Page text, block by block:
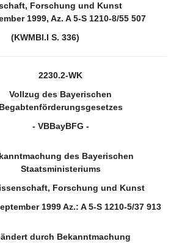
Forschung und Kunst
1999, Az. A 5-S 1210-8/55 507
(KWMBl.I S. 336)
2230.2-WK
Vollzug des Bayerischen
Begabtenförderungsgesetzes
- VBBayBFG -
des Bayerischen
Staatsministeriums
Forschung und Kunst
1999 Az.: A 5-S 1210-5/37 913
durch Bekanntmachung